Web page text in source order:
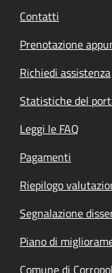
Contatti
Prenotazione
Richiedi assistenza
Statistiche del
Leggi le FAQ
Pagamenti
Riepilogo
Segnalazione
Piano di
Comune di